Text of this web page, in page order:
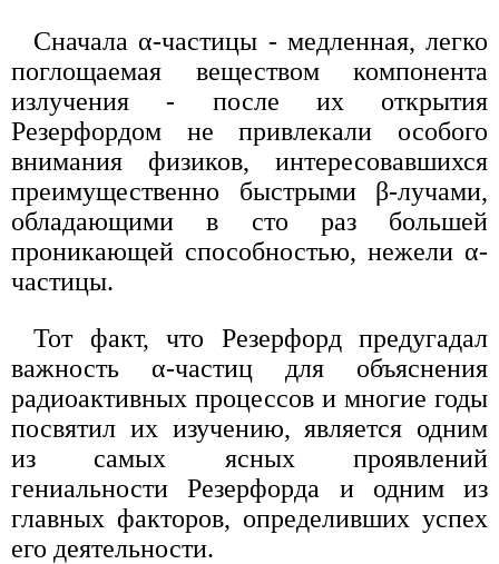
Сначала α-частицы - медленная, легко
поглощаемая веществом компонента
излучения - после их открытия
Резерфордом не привлекали особого
внимания физиков, интересовавшихся
преимущественно быстрыми β-лучами,
обладающими в сто раз большей
проникающей способностью, нежели α-
частицы.
Тот факт, что Резерфорд предугадал
важность α-частиц для объяснения
радиоактивных процессов и многие годы
посвятил их изучению, является одним
из самых ясных проявлений
гениальности Резерфорда и одним из
главных факторов, определивших успех
его деятельности.